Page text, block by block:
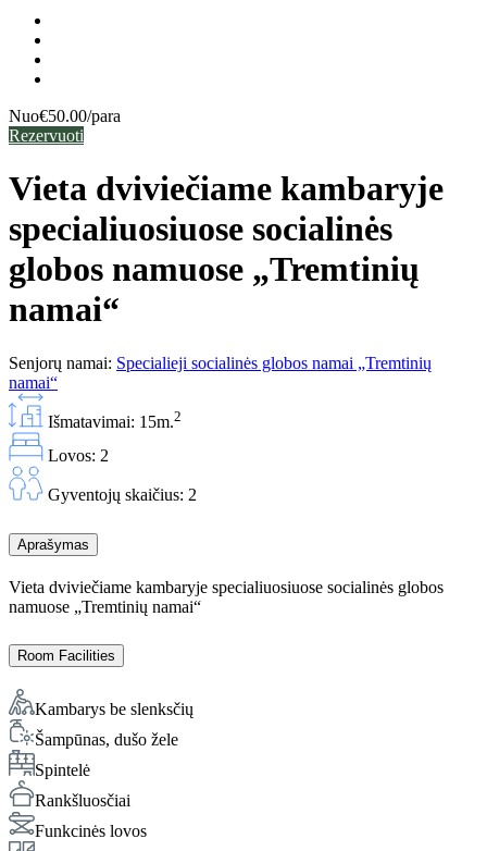
Nuo€50.00/para
Rezervuoti
Vieta dviviečiame kambaryje
specialiuosiuose socialinės
globos namuose „Tremtinių
namai“
Senjorų namai: Specialieji socialinės globos namai „Tremtinių
namai“
Išmatavimai: 15m.2
Lovos: 2
Gyventojų skaičius: 2
Aprašymas
Vieta dviviečiame kambaryje specialiuosiuose socialinės globos
namuose „Tremtinių namai“
Room Facilities
Kambarys be slenksčių
Šampūnas, dušo žele
Spintelė
Rankšluosčiai
Funkcinės lovos